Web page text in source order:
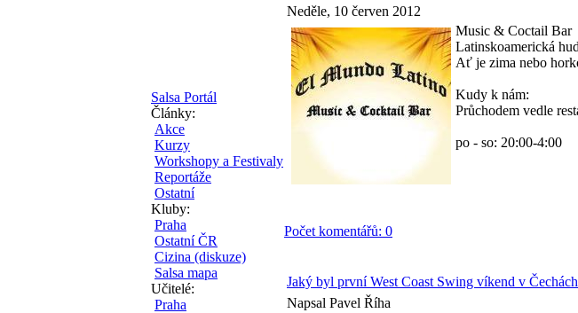
Salsa Portál
Články:
Akce
Kurzy
Workshopy a Festivaly
Reportáže
Ostatní
Kluby:
Praha
Ostatní ČR
Cizina (diskuze)
Salsa mapa
Učitelé:
Praha
Neděle, 10 červen 2012
Music & Coctail Bar
Latinskoamerická
Ať je zima nebo
Kudy k nám:
Průchodem vedle
po - so: 20:00-4:00
Počet komentářů: 0
Jaký byl první West Coast Swing víkend v Čechách
Napsal Pavel Říha